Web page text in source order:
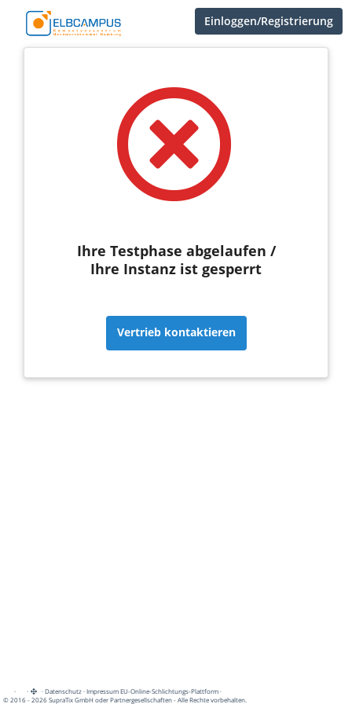
Einloggen/Registrierung
Ihre Testphase abgelaufen /
Ihre Instanz ist gesperrt
Vertrieb kontaktieren
· · ·Datenschutz·Impressum EU-Online-Schlichtungs-Plattform·
© 2016 - 2026 SupraTix GmbH oder Partnergesellschaften - Alle Rechte vorbehalten.